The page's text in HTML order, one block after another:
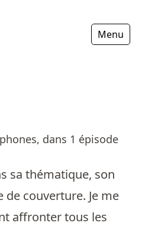
Menu
dans 1 épisode
sa thématique, son
couverture. Je me
affronter tous les